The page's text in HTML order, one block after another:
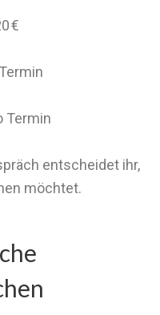
€
Termin
entscheidet ihr,
möchtet.